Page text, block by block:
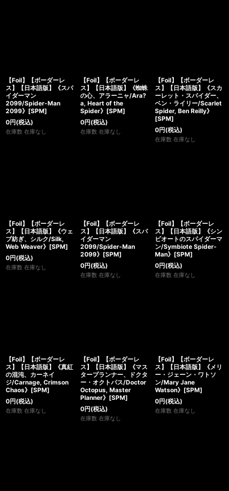
【Foil】【ボーダーレ
ス】【日本語版】《スパ
イダーマン
2099/Spider-Man
2099》[SPM]
0円(税込)
在庫数 在庫なし
【Foil】【ボーダーレ
ス】【日本語版】《蜘蛛
の心、アラーニャ/Ara?
a, Heart of the
Spider》[SPM]
0円(税込)
在庫数 在庫なし
【Foil】【ボーダーレ
ス】【日本語版】《スカ
ーレット・スパイダー、
ベン・ライリー/Scarlet
Spider, Ben Reilly》
[SPM]
0円(税込)
在庫数 在庫なし
【Foil】【ボーダーレ
ス】【日本語版】《ウェ
ブ紡ぎ、シルク/Silk,
Web Weaver》[SPM]
0円(税込)
在庫数 在庫なし
【Foil】【ボーダーレ
ス】【日本語版】《スパ
イダーマン
2099/Spider-Man
2099》[SPM]
0円(税込)
在庫数 在庫なし
【Foil】【ボーダーレ
ス】【日本語版】《シン
ビオートのスパイダーマ
ン/Symbiote Spider-
Man》[SPM]
0円(税込)
在庫数 在庫なし
【Foil】【ボーダーレ
ス】【日本語版】《真紅
の混沌、カーネイ
ジ/Carnage, Crimson
Chaos》[SPM]
0円(税込)
在庫数 在庫なし
【Foil】【ボーダーレ
ス】【日本語版】《マス
タープランナー、ドクタ
ー・オクトパス/Doctor
Octopus, Master
Planner》[SPM]
0円(税込)
在庫数 在庫なし
【Foil】【ボーダーレ
ス】【日本語版】《メリ
ー・ジェーン・ワトソ
ン/Mary Jane
Watson》[SPM]
0円(税込)
在庫数 在庫なし